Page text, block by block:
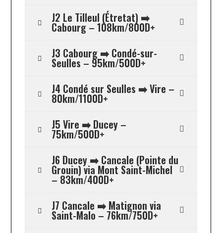
J2 Le Tilleul (Étretat) ➡️
Cabourg – 108km/800D+
J3 Cabourg ➡️ Condé-sur-
Seulles – 95km/500D+
J4 Condé sur Seulles ➡️ Vire –
80km/1100D+
J5 Vire ➡️ Ducey –
75km/500D+
J6 Ducey ➡️ Cancale (Pointe du
Grouin) via Mont Saint-Michel
– 83km/400D+
J7 Cancale ➡️ Matignon via
Saint-Malo – 76km/750D+